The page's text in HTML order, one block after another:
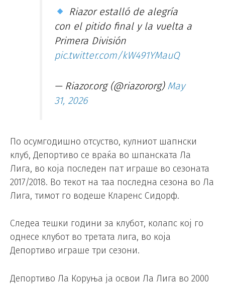
Riazor estalló de alegría
con el pitido final y la vuelta a
Primera División
pic.twitter.com/kW491YMauQ
— Riazor.org (@riazororg) May
31, 2026
По осумгодишно отсуство, кулниот шапнски
клуб, Депортиво се враќа во шпанската Ла
Лига, во која последен пат играше во сезоната
2017/2018. Во текот на таа последна сезона во Ла
Лига, тимот го водеше Кларенс Сидорф.
Следеа тешки години за клубот, колапс кој го
однесе клубот во третата лига, во која
Депортиво играше три сезони.
Депортиво Ла Коруња ја освои Ла Лига во 2000